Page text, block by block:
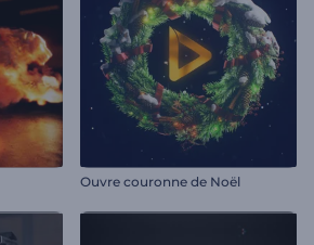
Ouvre couronne de Noël